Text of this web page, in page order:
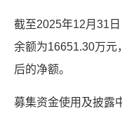
截至2025年12月31
余额为16651.30万元
后的净额。
募集资金使用及披露